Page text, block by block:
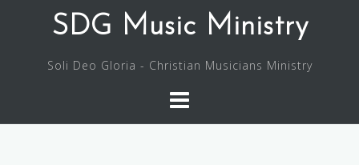
SDG Music Ministry
Soli Deo Gloria - Christian Musicians Ministry